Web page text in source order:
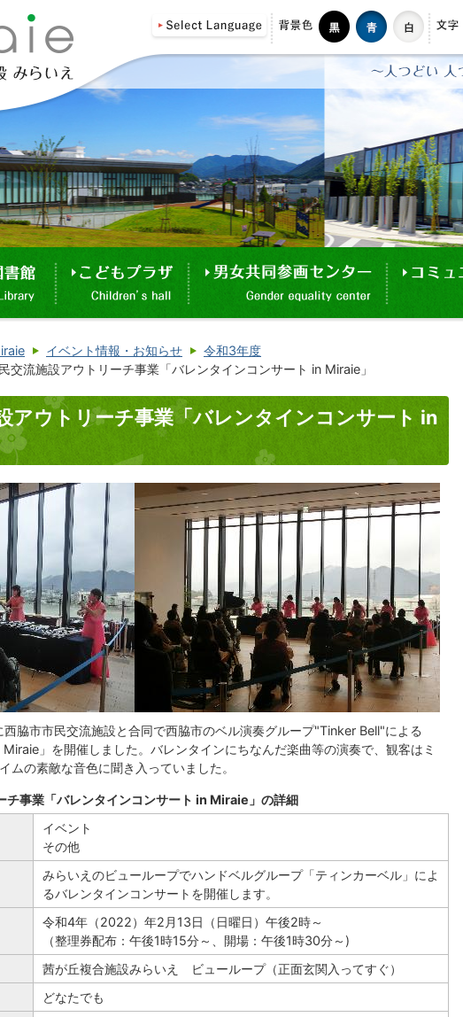
イベント情報・お知らせ
令和3年度
交流施設アウトリーチ事業「バレンタインコンサート in Miraie」
アウトリーチ事業「バレンタインコンサート in
脇市市民交流施設と合同で西脇市のベル演奏グループ"Tinker Bell"による
Miraie」を開催しました。バレンタインにちなんだ楽曲等の演奏で、観客はミ
ムの素敵な音色に聞き入っていました。
チ事業「バレンタインコンサート in Miraie」の詳細
イベント
その他
みらいえのビューループでハンドベルグループ「ティンカーベル」によ
るバレンタインコンサートを開催します。
令和4年（2022）年2月13日（日曜日）午後2時～
（整理券配布：午後1時15分～、開場：午後1時30分～)
茜が丘複合施設みらいえ ビューループ（正面玄関入ってすぐ）
どなたでも